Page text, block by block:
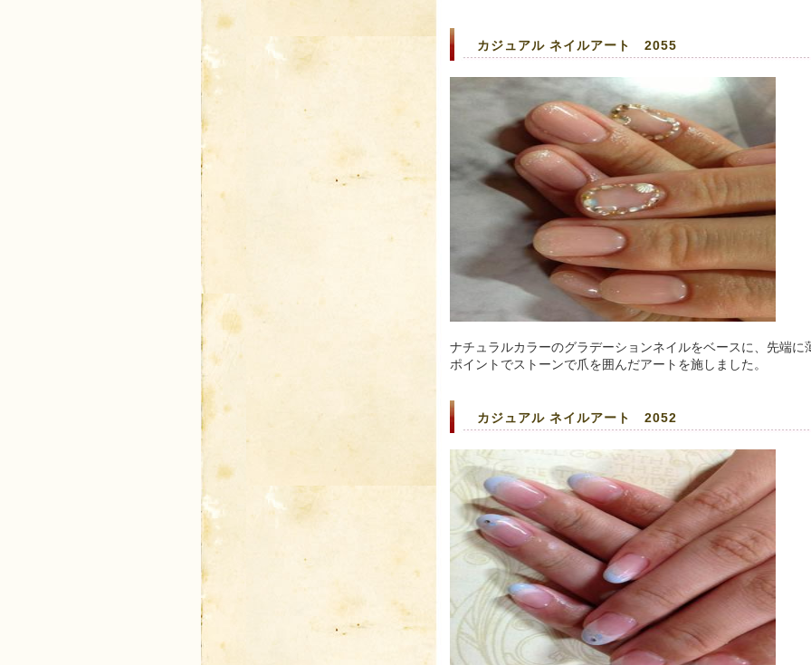
カジュアル ネイルアート 2055
ナチュラルカラーのグラデーションネイルをベースに、先端に
ポイントでストーンで爪を囲んだアートを施しました。
カジュアル ネイルアート 2052